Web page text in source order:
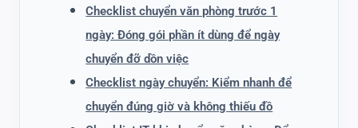
Checklist chuyển văn phòng trước 1
ngày: Đóng gói phần ít dùng để ngày
chuyển đỡ dồn việc
Checklist ngày chuyển: Kiểm nhanh để
chuyển đúng giờ và không thiếu đồ